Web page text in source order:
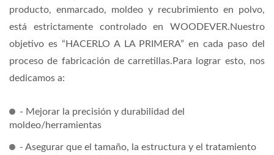
producto, enmarcado, moldeo y recubrimiento en polvo,
está estrictamente controlado en WOODEVER.Nuestro
objetivo es “HACERLO A LA PRIMERA” en cada paso del
proceso de fabricación de carretillas.Para lograr esto, nos
dedicamos a:
- Mejorar la precisión y durabilidad del
moldeo/herramientas
- Asegurar que el tamaño, la estructura y el tratamiento